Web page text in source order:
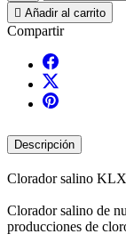
 Añadir al carrito
Compartir
Descripción
Clorador salino
Clorador salino de
producciones de